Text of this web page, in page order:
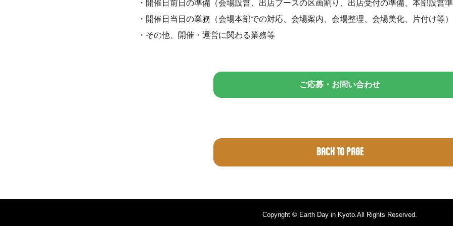
・開催日前日の準備（会場設営、出店ブースの区画割り、出店受付の準備、本部設営
・開催日当日の業務（会場本部での対応、会場案内、会場整理、会場美化、片付け等）
・その他、開催・運営に関わる業務等
ご応募・お問い合わせ
Back to Page
Copyright © Earth Day in Kyoto.All Rights Reserved.